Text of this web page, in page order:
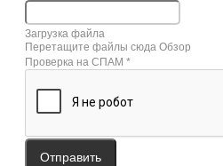
Загрузка файла
Перетащите файлы сюда Обзор
Проверка на СПАМ *
Отправить